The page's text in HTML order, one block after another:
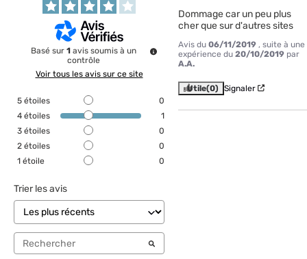
Basé sur1 avis soumis à un
contrôle
Voir tous les avis sur ce site
5 étoiles
0
4 étoiles
1
3 étoiles
0
2 étoiles
0
1 étoile 0
Trier les avis
Dommage car un peu plus
cher que sur d'autres sites
Avis du 06/11/2019 , suite à une
expérience du 20/10/2019 par
A.A.
Utile(0) Signaler